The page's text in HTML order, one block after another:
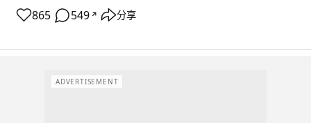
865 549 ↗ 分享
ADVERTISEMENT